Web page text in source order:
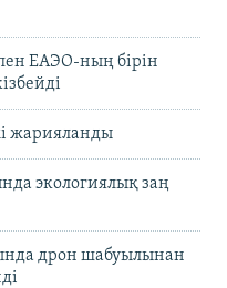
ЕАЭО-ның бірін
жарияланды
экологиялық заң
дрон шабуылынан